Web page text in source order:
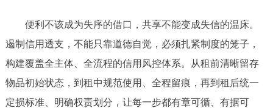
便利不该成为失序的借口，共享不能变成失信的温床。
遏制信用透支，不能只靠道德自觉，必须扎紧制度的笼子，
构建覆盖全主体、全流程的信用风控体系。从租前清晰留存
物品初始状态，到租中规范使用、全程留痕，再到租后统一
定损标准、明确权责划分，让每一步都有章可循、有据可